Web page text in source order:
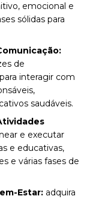
emocional e
sólidas para
de
interagir com
saudáveis.
e executar
e educativas,
e várias fases de
Estar: adquira